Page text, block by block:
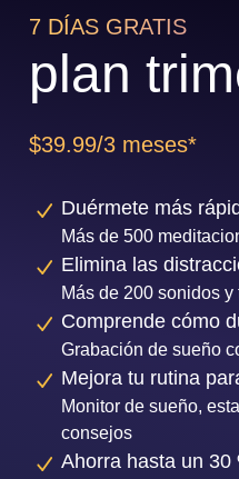
7 DÍAS GRATIS
plan
$39.99/3 meses*
Duérmete más
Más de 500
Elimina las
Más de 200 sonidos
Comprende cómo
Grabación de sueño
Mejora tu rutina
Monitor de sueño,
consejos
Ahorra hasta un 30